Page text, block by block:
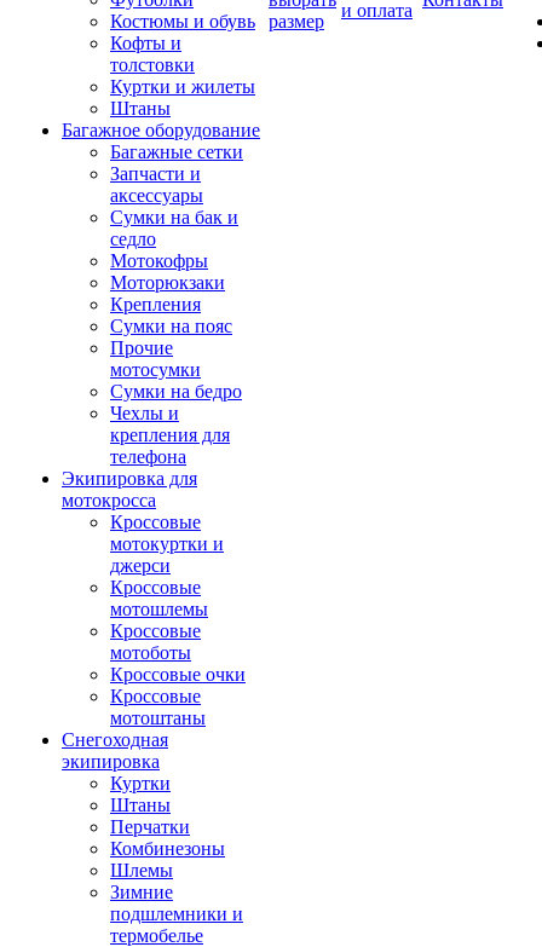
Костюмы и обувь
Кофты и
толстовки
Куртки и жилеты
Штаны
Багажное оборудование
Багажные сетки
Запчасти и
аксессуары
Сумки на бак и
седло
Мотокофры
Моторюкзаки
Крепления
Сумки на пояс
Прочие
мотосумки
Сумки на бедро
Чехлы и
крепления для
телефона
Экипировка для
мотокросса
Кроссовые
мотокуртки и
джерси
Кроссовые
мотошлемы
Кроссовые
мотоботы
Кроссовые очки
Кроссовые
мотоштаны
Снегоходная
экипировка
Куртки
Штаны
Перчатки
Комбинезоны
Шлемы
Зимние
подшлемники и
термобелье
размер
и оплата